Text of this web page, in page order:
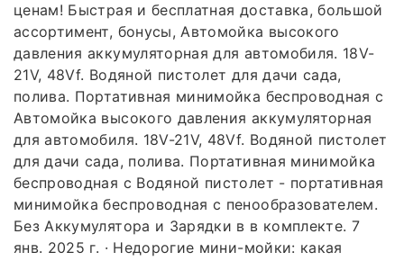
ценам! Быстрая и бесплатная доставка, большой
ассортимент, бонусы, Автомойка высокого
давления аккумуляторная для автомобиля. 18V-
21V, 48Vf. Водяной пистолет для дачи сада,
полива. Портативная минимойка беспроводная с
Автомойка высокого давления аккумуляторная
для автомобиля. 18V-21V, 48Vf. Водяной пистолет
для дачи сада, полива. Портативная минимойка
беспроводная с Водяной пистолет - портативная
минимойка беспроводная с пенообразователем.
Без Аккумулятора и Зарядки в в комплекте. 7
янв. 2025 г. · Недорогие мини-мойки: какая